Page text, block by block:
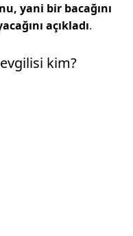
yani bir bacağını
açıkladı.
kim?